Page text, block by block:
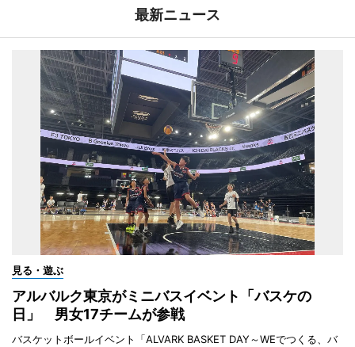
最新ニュース
見る・遊ぶ
アルバルク東京がミニバスイベント「バスケの
日」 男女17チームが参戦
バスケットボールイベント「ALVARK BASKET DAY～WEでつくる、バ